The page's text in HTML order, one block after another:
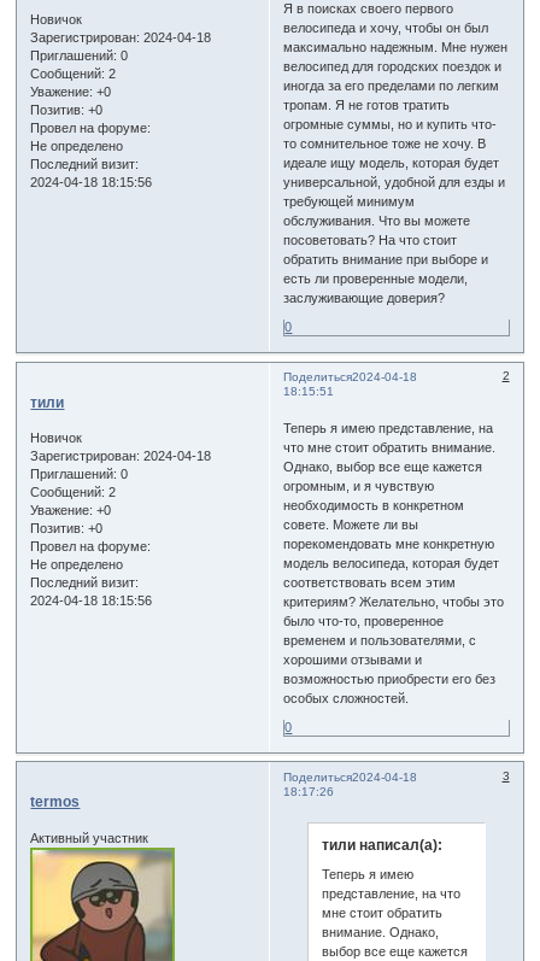
Новичок
Зарегистрирован: 2024-04-18
Приглашений: 0
Сообщений: 2
Уважение: +0
Позитив: +0
Провел на форуме:
Не определено
Последний визит:
2024-04-18 18:15:56
Я в поисках своего первого
велосипеда и хочу, чтобы он был
максимально надежным. Мне нужен
велосипед для городских поездок и
иногда за его пределами по легким
тропам. Я не готов тратить
огромные суммы, но и купить что-
то сомнительное тоже не хочу. В
идеале ищу модель, которая будет
универсальной, удобной для езды и
требующей минимум
обслуживания. Что вы можете
посоветовать? На что стоит
обратить внимание при выборе и
есть ли проверенные модели,
заслуживающие доверия?
0
Поделиться 2
2024-04-18
18:15:51
тили
Новичок
Зарегистрирован: 2024-04-18
Приглашений: 0
Сообщений: 2
Уважение: +0
Позитив: +0
Провел на форуме:
Не определено
Последний визит:
2024-04-18 18:15:56
Теперь я имею представление, на
что мне стоит обратить внимание.
Однако, выбор все еще кажется
огромным, и я чувствую
необходимость в конкретном
совете. Можете ли вы
порекомендовать мне конкретную
модель велосипеда, которая будет
соответствовать всем этим
критериям? Желательно, чтобы это
было что-то, проверенное
временем и пользователями, с
хорошими отзывами и
возможностью приобрести его без
особых сложностей.
0
Поделиться 3
2024-04-18
18:17:26
termos
Активный участник тили написал(а):
Теперь я имею
представление, на что
мне стоит обратить
внимание. Однако,
выбор все еще кажется